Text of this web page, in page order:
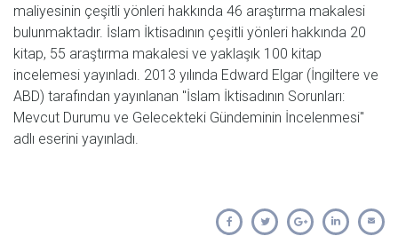
maliyesinin çeşitli yönleri hakkında 46 araştırma makalesi
bulunmaktadır. İslam İktisadının çeşitli yönleri hakkında 20
kitap, 55 araştırma makalesi ve yaklaşık 100 kitap
incelemesi yayınladı. 2013 yılında Edward Elgar (İngiltere ve
ABD) tarafından yayınlanan "İslam İktisadının Sorunları:
Mevcut Durumu ve Gelecekteki Gündeminin İncelenmesi"
adlı eserini yayınladı.